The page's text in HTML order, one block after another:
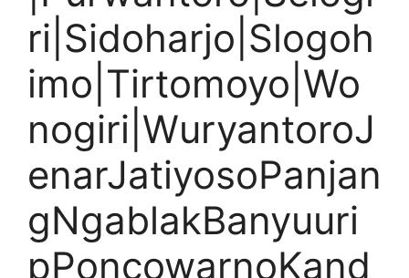
ri|Sidoharjo|Slogoh
imo|Tirtomoyo|Wo
nogiri|WuryantoroJ
enarJatiyosoPanjan
gNgablakBanyuuri
pPoncowarnoKand